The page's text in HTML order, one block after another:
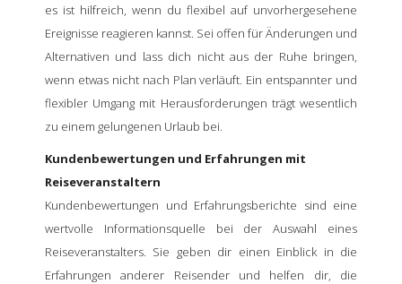
es ist hilfreich, wenn du flexibel auf unvorhergesehene
Ereignisse reagieren kannst. Sei offen für Änderungen und
Alternativen und lass dich nicht aus der Ruhe bringen,
wenn etwas nicht nach Plan verläuft. Ein entspannter und
flexibler Umgang mit Herausforderungen trägt wesentlich
zu einem gelungenen Urlaub bei.
Kundenbewertungen und Erfahrungen mit
Reiseveranstaltern
Kundenbewertungen und Erfahrungsberichte sind eine
wertvolle Informationsquelle bei der Auswahl eines
Reiseveranstalters. Sie geben dir einen Einblick in die
Erfahrungen anderer Reisender und helfen dir, die